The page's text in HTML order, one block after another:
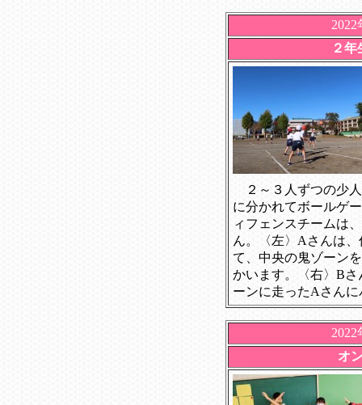
２
２～３人ずつの少
に分かれてボールゲ
ィフェンスチームは
ん。〈左〉Aさんは
て、中央の鬼ゾーン
かいます。〈右〉B
ーンに走ったAさん
オ